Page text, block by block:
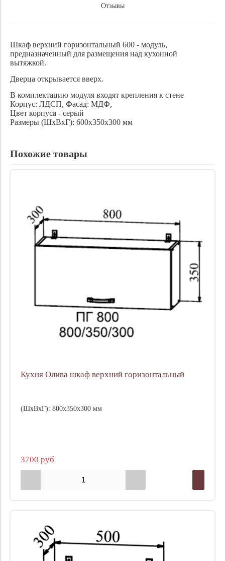
Отзывы
Шкаф верхний горизонтальный 600 - модуль,
предназначенный для размещения над кухонной
вытяжкой.
Дверца открывается вверх.
В комплектацию модуля входят крепления к стене
Корпус: ЛДСП, Фасад: МДФ,
Цвет корпуса - серый
Размеры (ШхВхГ): 600х350х300 мм
Похожие товары
Кухня Олива шкаф верхний горизонтальный
(ШхВхГ): 800х350х300 мм
3700 руб